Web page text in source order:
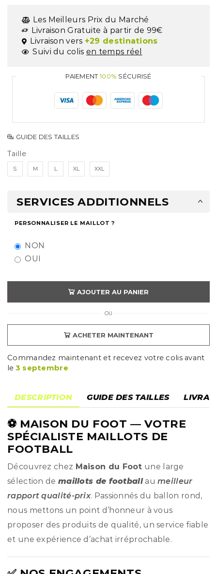
Les Meilleurs Prix du Marché
Livraison Gratuite à partir de 99€
Livraison vers +29 destinations
Suivi du colis en temps réel
PAIEMENT100% SÉCURISÉ
GUIDE DES TAILLES
Taille
S M L XL XXL
SERVICES ADDITIONNELS
PERSONNALISER LE MAILLOT ?
NON
OUI
AJOUTER AU PANIER
OU
ACHETER MAINTENANT
Commandez maintenant et recevez votre colis avant
le 3 septembre
DESCRIPTION GUIDE DES TAILLES
⚽ MAISON DU FOOT — VOTRE
SPÉCIALISTE MAILLOTS DE
FOOTBALL
Découvrez chez Maison du Foot une large
sélection de maillots de footballaumeilleur
rapport qualité-prix. Passionnés du ballon rond,
nous mettons un point d’honneur à vous
proposer des produits de qualité, un service fiable
et une expérience d’achat irréprochable.